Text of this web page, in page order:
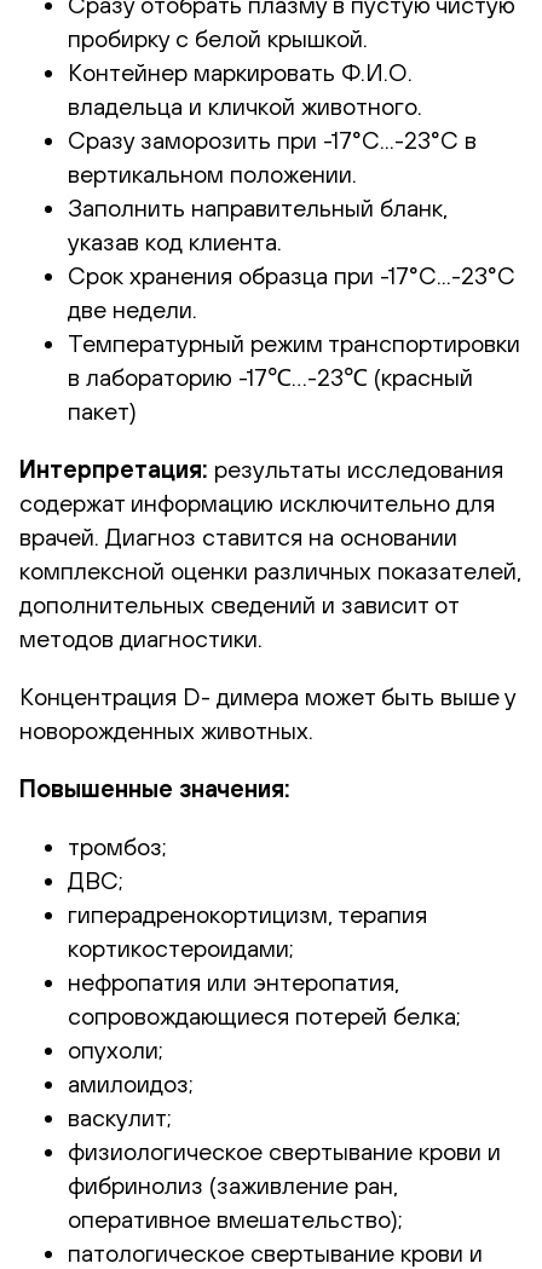
пробирку с белой крышкой.
Контейнер маркировать Ф.И.О.
владельца и кличкой животного.
Сразу заморозить при -17°С...-23°С в
вертикальном положении.
Заполнить направительный бланк,
указав код клиента.
Срок хранения образца при -17°С...-23°С
две недели.
Температурный режим транспортировки
в лабораторию -17℃…-23℃ (красный
пакет)
Интерпретация: результаты исследования
содержат информацию исключительно для
врачей. Диагноз ставится на основании
комплексной оценки различных показателей,
дополнительных сведений и зависит от
методов диагностики.
Концентрация D- димера может быть выше у
новорожденных животных.
Повышенные значения:
тромбоз;
ДВС;
гиперадренокортицизм, терапия
кортикостероидами;
нефропатия или энтеропатия,
сопровождающиеся потерей белка;
опухоли;
амилоидоз;
васкулит;
физиологическое свертывание крови и
фибринолиз (заживление ран,
оперативное вмешательство);
патологическое свертывание крови и